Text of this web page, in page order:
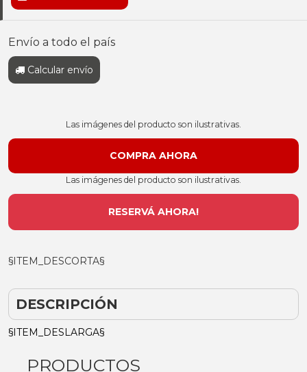
Envío a todo el país
Calcular envío
Las imágenes del producto son ilustrativas.
Las imágenes del producto son ilustrativas.
RESERVÁ AHORA!
§ITEM_DESCORTA§
DESCRIPCIÓN
§ITEM_DESLARGA§
PRODUCTOS